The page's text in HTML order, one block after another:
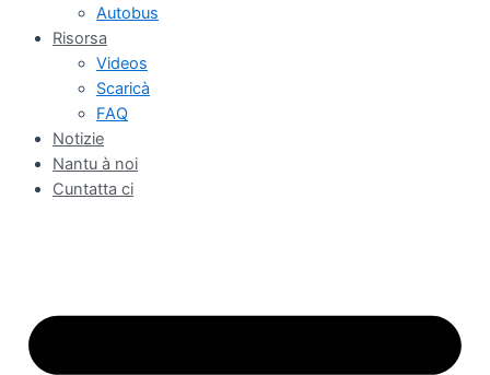
Autobus
Risorsa
Videos
Scaricà
FAQ
Notizie
Nantu à noi
Cuntatta ci